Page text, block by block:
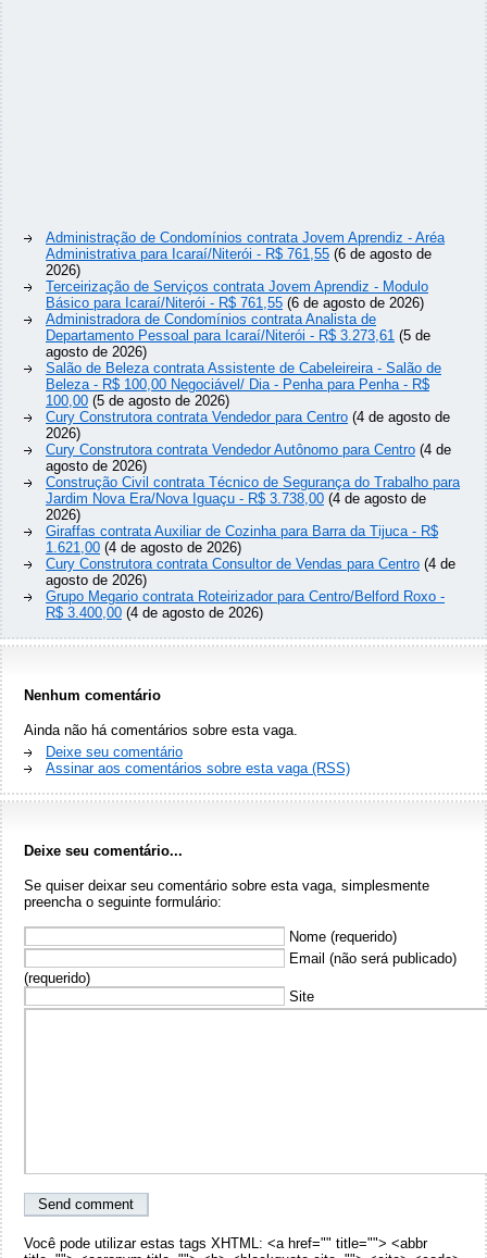
Administração de Condomínios contrata Jovem Aprendiz - Aréa
Administrativa para Icaraí/Niterói - R$ 761,55 (6 de agosto de
2026)
Terceirização de Serviços contrata Jovem Aprendiz - Modulo
Básico para Icaraí/Niterói - R$ 761,55 (6 de agosto de 2026)
Administradora de Condomínios contrata Analista de
Departamento Pessoal para Icaraí/Niterói - R$ 3.273,61 (5 de
agosto de 2026)
Salão de Beleza contrata Assistente de Cabeleireira - Salão de
Beleza - R$ 100,00 Negociável/ Dia - Penha para Penha - R$
100,00 (5 de agosto de 2026)
Cury Construtora contrata Vendedor para Centro (4 de agosto de
2026)
Cury Construtora contrata Vendedor Autônomo para Centro (4 de
agosto de 2026)
Construção Civil contrata Técnico de Segurança do Trabalho para
Jardim Nova Era/Nova Iguaçu - R$ 3.738,00 (4 de agosto de
2026)
Giraffas contrata Auxiliar de Cozinha para Barra da Tijuca - R$
1.621,00 (4 de agosto de 2026)
Cury Construtora contrata Consultor de Vendas para Centro (4 de
agosto de 2026)
Grupo Megario contrata Roteirizador para Centro/Belford Roxo -
R$ 3.400,00 (4 de agosto de 2026)
Nenhum comentário
Ainda não há comentários sobre esta vaga.
Deixe seu comentário
Assinar aos comentários sobre esta vaga (RSS)
Deixe seu comentário...
Se quiser deixar seu comentário sobre esta vaga, simplesmente
preencha o seguinte formulário:
Nome (requerido)
Email (não será publicado)
(requerido)
Site
Você pode utilizar estas tags XHTML: <a href="" title=""> <abbr